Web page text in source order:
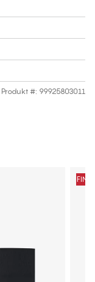
Produkt #: 99925803011